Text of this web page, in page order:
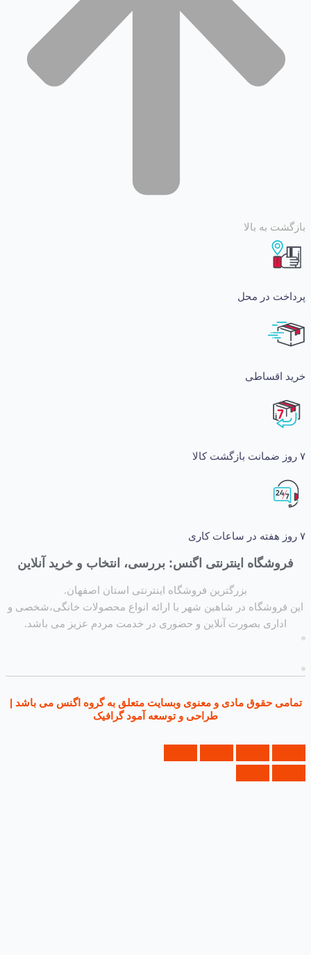
به بالا
در محل
اینترنتی اگنس: بررسی، انتخاب و خرید آنلاین
بزرگترین فروشگاه اینترنتی استان اصفهان.
در شاهین شهر با ارائه انواع محصولات خانگی،شخصی و
بصورت آنلاین و حضوری در خدمت مردم عزیز می باشد.
حقوق مادی و معنوی وبسایت متعلق به گروه اگنس می باشد |
طراحی و توسعه آمود گرافیک